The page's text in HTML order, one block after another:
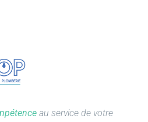
au service de votre